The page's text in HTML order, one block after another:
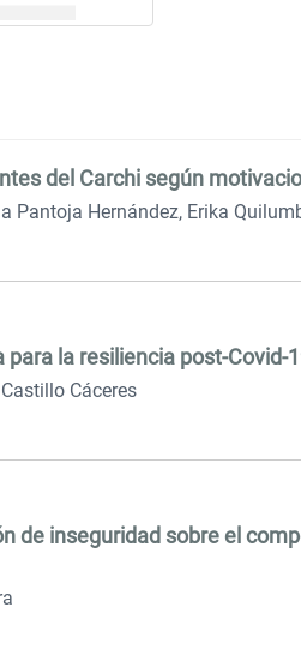
del Carchi según
Pantoja Hernández, Erika
para la resiliencia post-Covid-
Cáceres
de inseguridad sobre el